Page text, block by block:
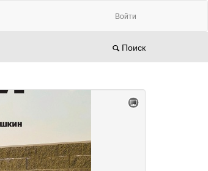
Войти
Поиск